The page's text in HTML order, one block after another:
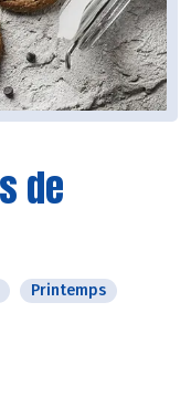
de
Printemps